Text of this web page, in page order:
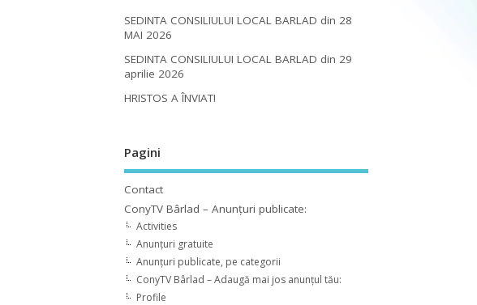
SEDINTA CONSILIULUI LOCAL BARLAD din 28
MAI 2026
SEDINTA CONSILIULUI LOCAL BARLAD din 29
aprilie 2026
HRISTOS A ÎNVIAT!
Pagini
Contact
ConyTV Bârlad – Anunțuri publicate:
Activities
Anunțuri gratuite
Anunțuri publicate, pe categorii
ConyTV Bârlad – Adaugă mai jos anunțul tău:
Profile